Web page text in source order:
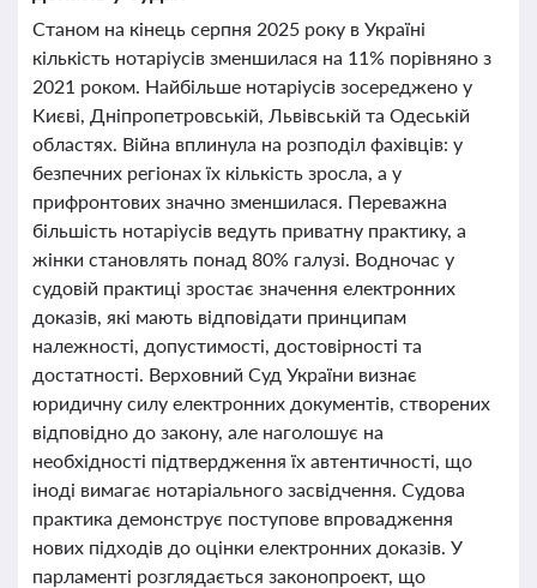
Станом на кінець серпня 2025 року в Україні
кількість нотаріусів зменшилася на 11% порівняно з
2021 роком. Найбільше нотаріусів зосереджено у
Києві, Дніпропетровській, Львівській та Одеській
областях. Війна вплинула на розподіл фахівців: у
безпечних регіонах їх кількість зросла, а у
прифронтових значно зменшилася. Переважна
більшість нотаріусів ведуть приватну практику, а
жінки становлять понад 80% галузі. Водночас у
судовій практиці зростає значення електронних
доказів, які мають відповідати принципам
належності, допустимості, достовірності та
достатності. Верховний Суд України визнає
юридичну силу електронних документів, створених
відповідно до закону, але наголошує на
необхідності підтвердження їх автентичності, що
іноді вимагає нотаріального засвідчення. Судова
практика демонструє поступове впровадження
нових підходів до оцінки електронних доказів. У
парламенті розглядається законопроект, що